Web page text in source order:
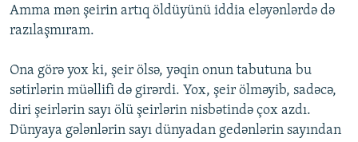
Amma mən şeirin artıq öldüyünü iddia eləyənlərdə də
razılaşmıram.
Ona görə yox ki, şeir ölsə, yəqin onun tabutuna bu
sətirlərin müəllifi də girərdi. Yox, şeir ölməyib, sadəcə,
diri şeirlərin sayı ölü şeirlərin nisbətində çox azdı.
Dünyaya gələnlərin sayı dünyadan gedənlərin sayından